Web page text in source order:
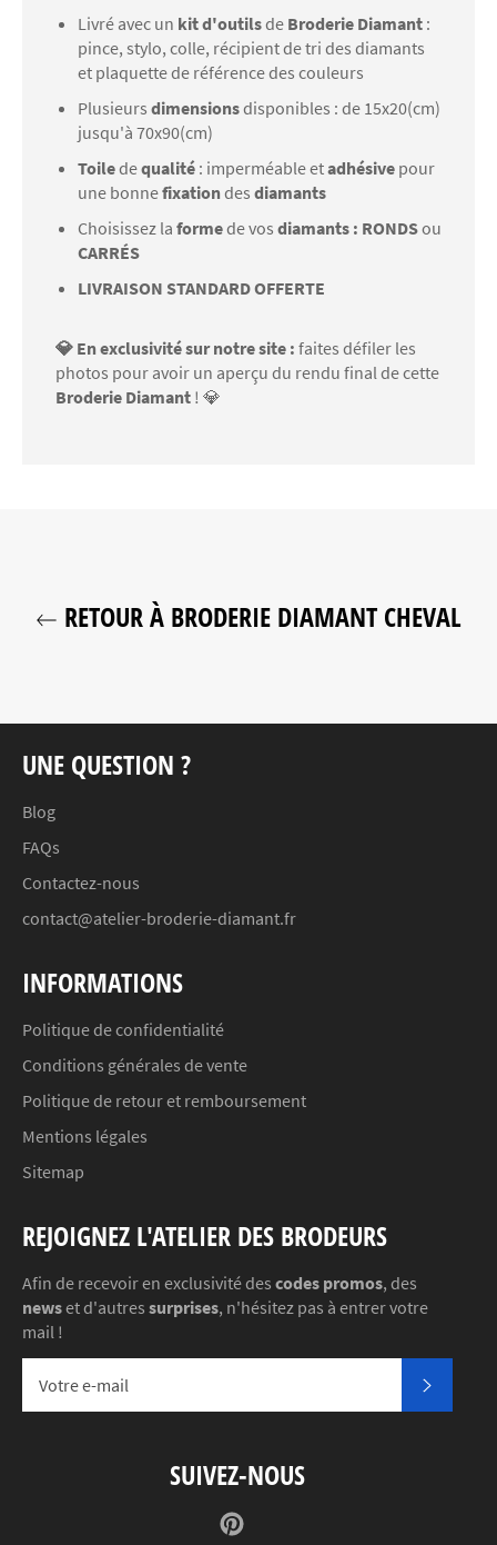
Livré avec un kit d'outilsde Broderie Diamant :
pince, stylo, colle, récipient de tri des diamants
et plaquette de référence des couleurs
Plusieurs dimensionsdisponibles : de 15x20(cm)
jusqu'à 70x90(cm)
Toiledequalité : imperméable etadhésive pour
une bonnefixationdes diamants
Choisissez la formede vos diamants : RONDSou
CARRÉS
LIVRAISON STANDARD OFFERTE
💎 En exclusivité sur notre site : faites défiler les
photos pour avoir un aperçu du rendu final de cette
Broderie Diamant ! 💎
RETOUR À BRODERIE DIAMANT CHEVAL
UNE QUESTION ?
Blog
FAQs
Contactez-nous
contact@atelier-broderie-diamant.fr
INFORMATIONS
Politique de confidentialité
Conditions générales de vente
Politique de retour et remboursement
Mentions légales
Sitemap
REJOIGNEZ L'ATELIER DES BRODEURS
Afin de recevoir en exclusivité des codes promos, des
newset d'autres surprises, n'hésitez pas à entrer votre
mail !
SUIVEZ-NOUS